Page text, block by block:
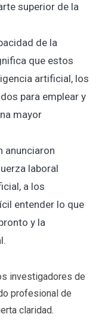
superior de la
de la
que estos
artificial, los
para emplear y
mayor
anunciaron
laboral
a los
entender lo que
y la
investigadores de
profesional de
claridad.